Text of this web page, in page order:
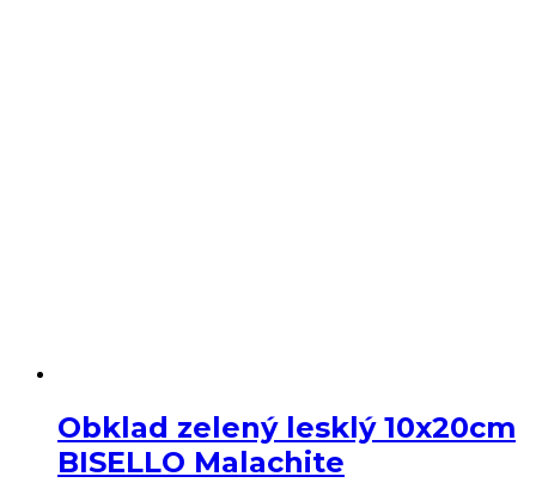
Obklad zelený lesklý 10x20cm
BISELLO Malachite